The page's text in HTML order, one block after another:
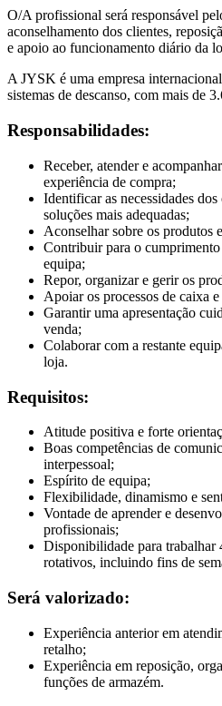
O/A profissional será responsável
aconselhamento dos clientes,
e apoio ao funcionamento diário da
A JYSK é uma empresa
sistemas de descanso, com mais de
Responsabilidades:
Receber, atender e
experiência de compra;
Identificar as necessidades dos
soluções mais adequadas;
Aconselhar sobre os produtos
Contribuir para o
equipa;
Repor, organizar e gerir os
Apoiar os processos de caixa
Garantir uma apresentação
venda;
Colaborar com a restante
loja.
Requisitos:
Atitude positiva e forte
Boas competências de
interpessoal;
Espírito de equipa;
Flexibilidade, dinamismo e
Vontade de aprender e
profissionais;
Disponibilidade para trabalhar
rotativos, incluindo fins de
Será valorizado:
Experiência anterior em
retalho;
Experiência em reposição,
funções de armazém.